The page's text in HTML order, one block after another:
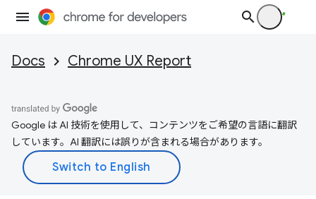
Docs Chrome UX Report
Google は AI 技術を使用して、コンテンツをご希望の言語に翻訳
しています。AI 翻訳には誤りが含まれる場合があります。